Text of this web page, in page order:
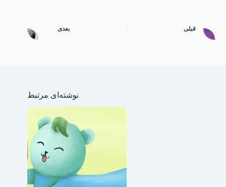
قبلی بعدی
نوشته‌ای مرتبط